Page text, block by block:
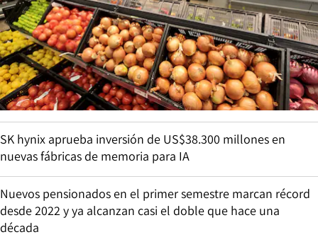
SK hynix aprueba inversión de US$38.300 millones en
nuevas fábricas de memoria para IA
Nuevos pensionados en el primer semestre marcan récord
desde 2022 y ya alcanzan casi el doble que hace una
década